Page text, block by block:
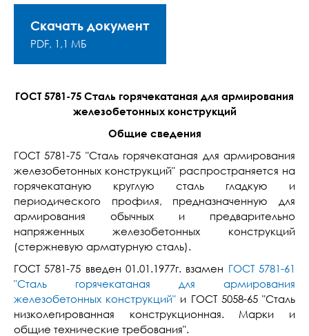
Скачать документ
PDF, 1,1 МБ
ГОСТ 5781-75 Сталь горячекатаная для армирования
железобетонных конструкций
Общие сведения
ГОСТ 5781-75 "Сталь горячекатаная для армирования
железобетонных конструкций" распространяется на
горячекатаную круглую сталь гладкую и
периодического профиля, предназначенную для
армирования обычных и предварительно
напряженных железобетонных конструкций
(стержневую арматурную сталь).
ГОСТ 5781-75 введен 01.01.1977г. взамен ГОСТ 5781-61
"Сталь горячекатаная для армирования
железобетонных конструкций" и ГОСТ 5058-65 "Сталь
низколегированная конструкционная. Марки и
общие технические требования".